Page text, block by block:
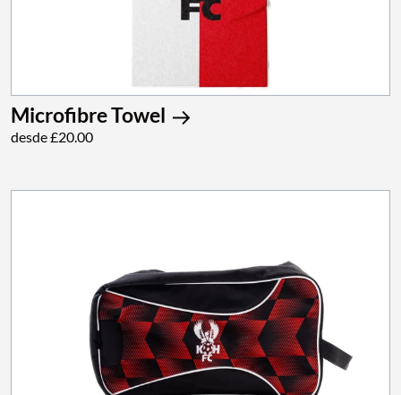
Microfibre Towel
desde £20.00